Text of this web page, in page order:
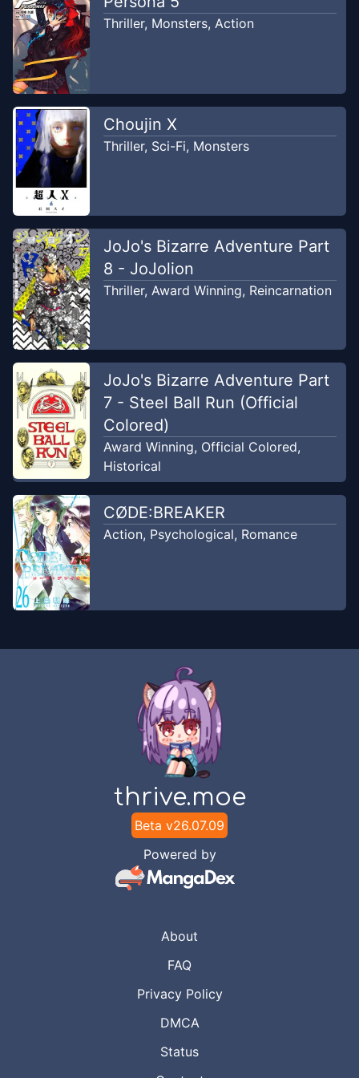
ElSafó
Chapter1504
ElSafó
Chapter1503-Pikiran harimau dan
sang juara
ElSafó
Oct 1,
Chapter
ElSafó
Sep 3, 2025
Chapter1501-Kegigihan
Harimau
ElSafó
Aug 27,
2025
Chapter1500-Dampak
ElSafó
Aug 6, 2025
Chapter 1499-Lengan Kuat yang
Menggigit
ElSafó
2025
Chapter1498 -Menjinakkan
ElSafó
Chapter1497
ElSafó
ElSafó
Pengepungan
Entrance Tanpa
Berdasarkan
Tidak Dapat
Thriller, Monsters, Action
Choujin X
Thriller, Sci-Fi, Monsters
JoJo's Bizarre Adventure Part
8 - JoJolion
Thriller, Award Winning, Reincarnation
JoJo's Bizarre Adventure Part
7 - Steel Ball Run (Official
Colored)
Award Winning, Official Colored,
Historical
CØDE:BREAKER
Action, Psychological, Romance
thrive.moe
Beta v26.07.09
Powered by
About
FAQ
Privacy Policy
DMCA
Status